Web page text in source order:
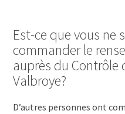
Est-ce que vous ne
commander le
auprès du
Valbroye?
D’autres personnes ont